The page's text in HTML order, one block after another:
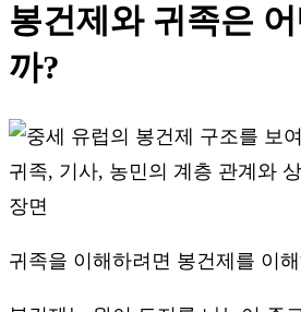
봉건제와 귀족은
까?
귀족을 이해하려면 봉건제를 이